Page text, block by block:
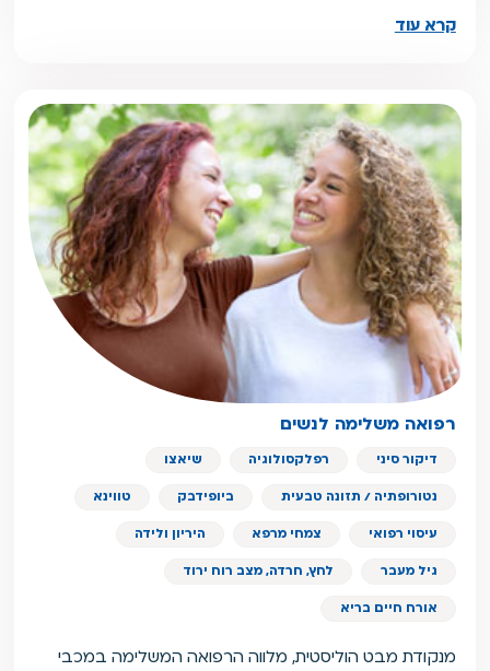
קרא עוד
רפואה משלימה לנשים
דיקור סיני רפלקסולוגיה שיאצו
נטורופתיה / תזונה טבעית ביופידבק טווינא
עיסוי רפואי צמחי מרפא היריון ולידה
גיל מעבר לחץ, חרדה, מצב רוח ירוד
אורח חיים בריא
מנקודת מבט הוליסטית, מלווה הרפואה המשלימה במכבי